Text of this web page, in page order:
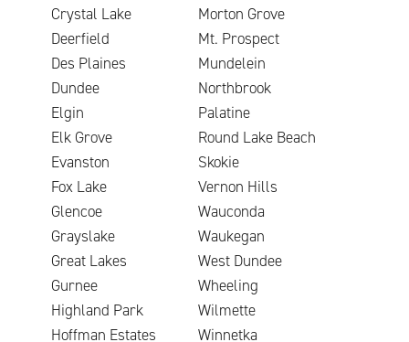
Crystal Lake
Morton Grove
Deerfield
Mt. Prospect
Des Plaines
Mundelein
Dundee
Northbrook
Elgin
Palatine
Elk Grove
Round Lake Beach
Evanston
Skokie
Fox Lake
Vernon Hills
Glencoe
Wauconda
Grayslake
Waukegan
Great Lakes
West Dundee
Gurnee
Wheeling
Highland Park
Wilmette
Hoffman Estates
Winnetka